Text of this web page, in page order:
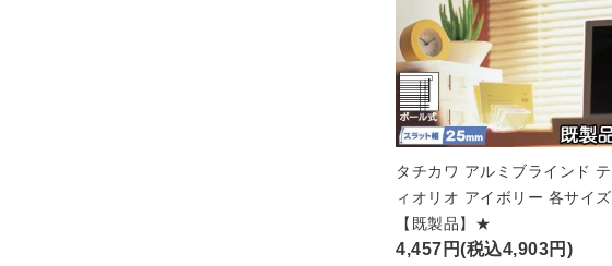
タチカワ アルミブラインド テ
ィオリオ アイボリー 各サイズ
【既製品】★
4,457円(税込4,903円)